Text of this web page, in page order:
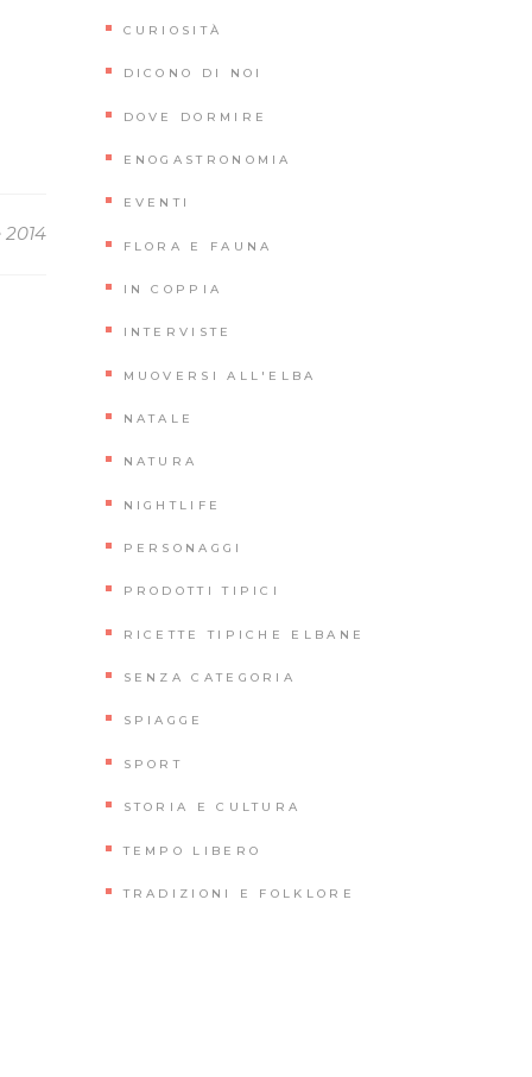
2014
CURIOSITÀ
DICONO DI NOI
DOVE DORMIRE
ENOGASTRONOMIA
EVENTI
FLORA E FAUNA
IN COPPIA
INTERVISTE
MUOVERSI ALL'ELBA
NATALE
NATURA
NIGHTLIFE
PERSONAGGI
PRODOTTI TIPICI
RICETTE TIPICHE ELBANE
SENZA CATEGORIA
SPIAGGE
SPORT
STORIA E CULTURA
TEMPO LIBERO
TRADIZIONI E FOLKLORE